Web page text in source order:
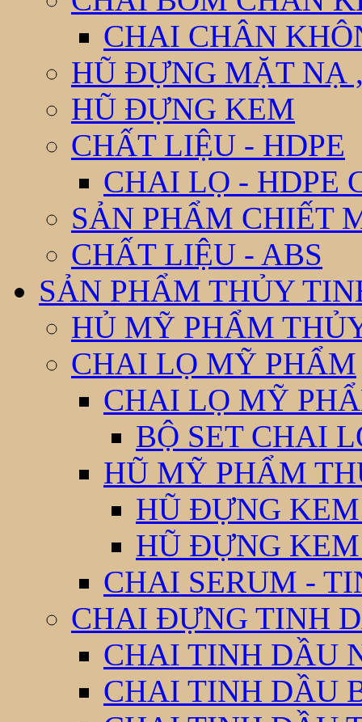
CHAI CHÂN
HŨ ĐỰNG MẶT NẠ
HŨ ĐỰNG KEM
CHẤT LIỆU - HDPE
CHAI LỌ - HDPE
SẢN PHẨM CHIẾT
CHẤT LIỆU - ABS
SẢN PHẨM THỦY
HỦ MỸ PHẨM
CHAI LỌ MỸ PHẨM
CHAI LỌ MỸ
BỘ SET CHAI
HŨ MỸ PHẨM
HŨ ĐỰNG
HŨ ĐỰNG
CHAI SERUM -
CHAI ĐỰNG TINH
CHAI TINH DẦU
CHAI TINH DẦU